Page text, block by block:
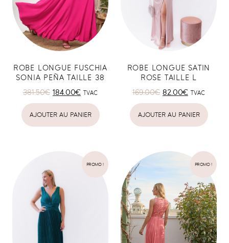
ROBE LONGUE FUSCHIA
SONIA PEÑA TAILLE 38
381.50€ 184.00€ TVAC
AJOUTER AU PANIER
ROBE LONGUE SATIN
ROSE TAILLE L
169.00€ 82.00€ TVAC
AJOUTER AU PANIER
PROMO ! PROMO !